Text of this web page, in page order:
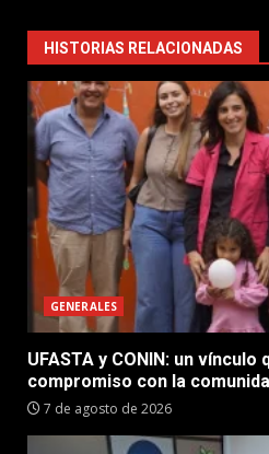
HISTORIAS RELACIONADAS
GENERALES
UFASTA y CONIN: un
compromiso con la
7 de agosto de 2026